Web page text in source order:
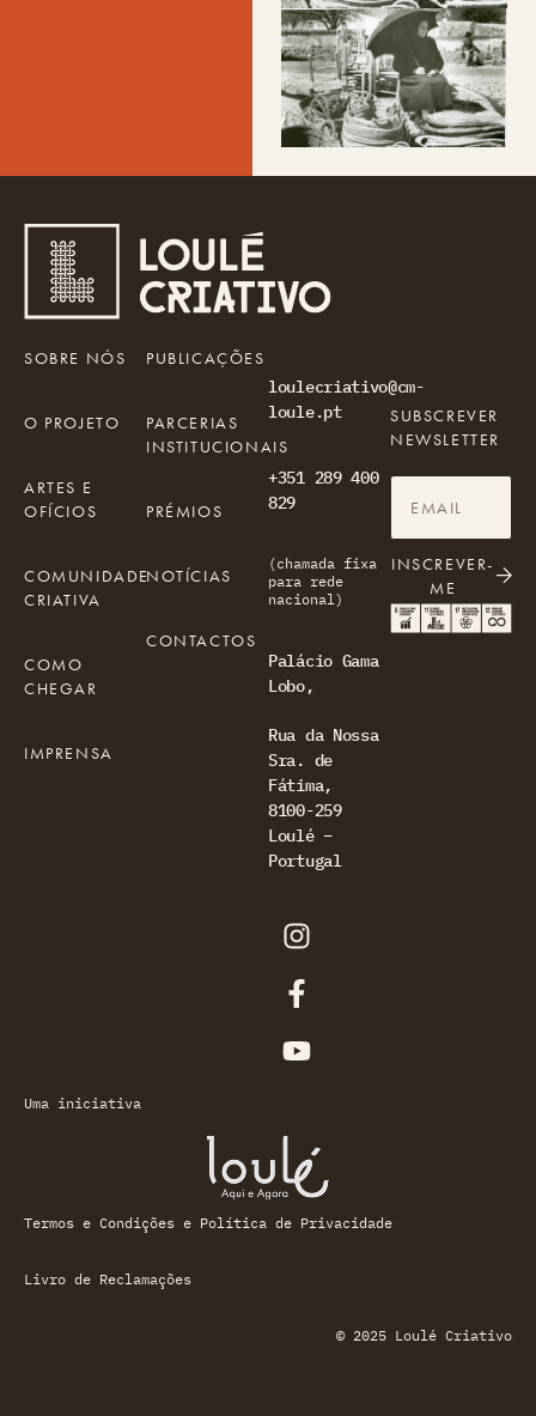
loulecriativo@cm-
loule.pt
+351 289 400
829
(chamada fixa
para rede
nacional)
Palácio Gama
Lobo,
Rua da Nossa
Sra. de
Fátima,
8100-259
Loulé –
Portugal
SOBRE NÓS
O PROJETO
ARTES E
OFÍCIOS
COMUNIDADE
CRIATIVA
COMO
CHEGAR
IMPRENSA
PUBLICAÇÕES
PARCERIAS
INSTITUCIONAIS
PRÉMIOS
NOTÍCIAS
CONTACTOS
SUBSCREVER
NEWSLETTER
INSCREVER-
ME
Uma iniciativa
Termos e Condições e Política de Privacidade
Livro de Reclamações
© 2025 Loulé Criativo